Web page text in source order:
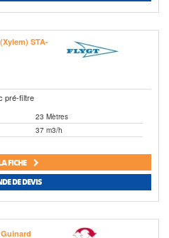
pré-filtre
23 Mètres
37 m3/h
FICHE
DE DEVIS